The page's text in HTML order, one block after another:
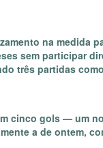
na medida
sem participar
três partidas
cinco gols — um
a de ontem,